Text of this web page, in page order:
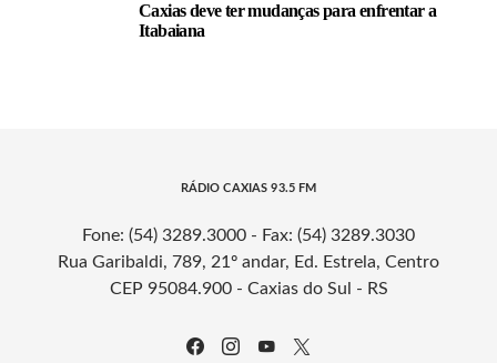
Caxias deve ter mudanças para enfrentar a
Itabaiana
RÁDIO CAXIAS 93.5 FM
Fone: (54) 3289.3000 - Fax: (54) 3289.3030
Rua Garibaldi, 789, 21º andar, Ed. Estrela, Centro
CEP 95084.900 - Caxias do Sul - RS